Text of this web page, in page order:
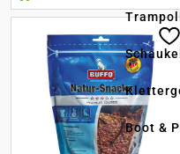
Boot &